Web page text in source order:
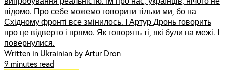
відомо. Про себе можемо говорити тільки ми, бо на
Східному фронті все змінилось. І Артур Дронь говорить
про це відверто і прямо. Як говорять ті, які були на межі. І
повернулися.
Written in Ukrainian by Artur Dron
9 minutes read